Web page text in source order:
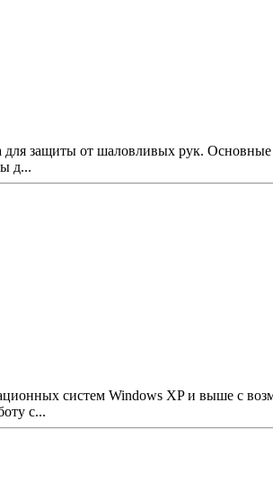
защиты от шаловливых рук.
д...
систем Windows XP и выше с
с...